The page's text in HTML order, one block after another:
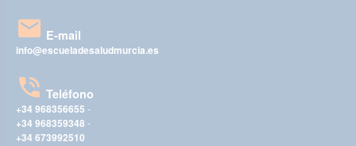
E-mail
info@escueladesaludmurcia.es
Teléfono
+34 968356655 -
+34 968359348 -
+34 673992510